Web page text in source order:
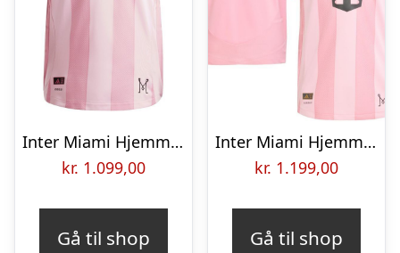
Inter Miami Hjemmebanetrøje 2025/26 Authentic
kr. 1.099,00
Gå til shop
Inter Miami Hjemmebanetrøje 2025 MESSI 10 Authentic
kr. 1.199,00
Gå til shop